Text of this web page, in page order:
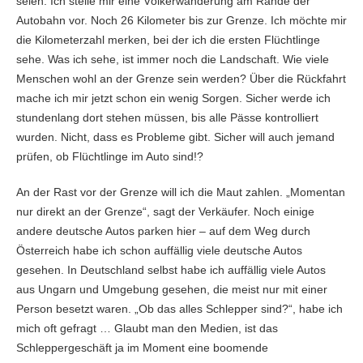
Autobahn vor. Noch 26 Kilometer bis zur Grenze. Ich möchte mir
die Kilometerzahl merken, bei der ich die ersten Flüchtlinge
sehe. Was ich sehe, ist immer noch die Landschaft. Wie viele
Menschen wohl an der Grenze sein werden? Über die Rückfahrt
mache ich mir jetzt schon ein wenig Sorgen. Sicher werde ich
stundenlang dort stehen müssen, bis alle Pässe kontrolliert
wurden. Nicht, dass es Probleme gibt. Sicher will auch jemand
prüfen, ob Flüchtlinge im Auto sind!?
An der Rast vor der Grenze will ich die Maut zahlen. „Momentan
nur direkt an der Grenze“, sagt der Verkäufer. Noch einige
andere deutsche Autos parken hier – auf dem Weg durch
Österreich habe ich schon auffällig viele deutsche Autos
gesehen. In Deutschland selbst habe ich auffällig viele Autos
aus Ungarn und Umgebung gesehen, die meist nur mit einer
Person besetzt waren. „Ob das alles Schlepper sind?“, habe ich
mich oft gefragt … Glaubt man den Medien, ist das
Schleppergeschäft ja im Moment eine boomende